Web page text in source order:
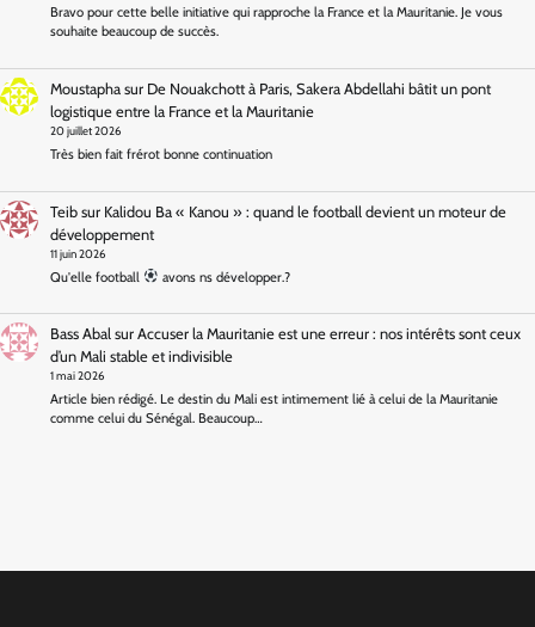
Bravo pour cette belle initiative qui rapproche la France et la Mauritanie. Je vous
souhaite beaucoup de succès.
Moustaphasur De Nouakchott à Paris, Sakera Abdellahi bâtit un pont
logistique entre la France et la Mauritanie
20 juillet 2026
Très bien fait frérot bonne continuation
Teibsur Kalidou Ba « Kanou » : quand le football devient un moteur de
développement
11 juin 2026
Qu'elle football avons ns développer.?
Bass Abalsur Accuser la Mauritanie est une erreur : nos intérêts sont ceux
d’un Mali stable et indivisible
1 mai 2026
Article bien rédigé. Le destin du Mali est intimement lié à celui de la Mauritanie
comme celui du Sénégal. Beaucoup…